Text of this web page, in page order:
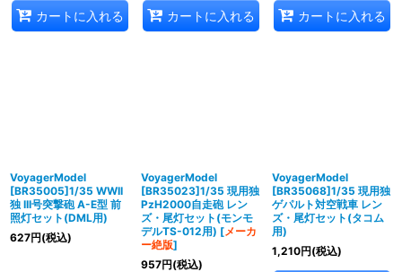
カートに入れる カートに入れる カートに入れる
VoyagerModel
[BR35005]1/35 WWII
独 III号突撃砲 A-E型 前
照灯セット(DML用)
627円(税込)
VoyagerModel
[BR35023]1/35 現用独
PzH2000自走砲 レン
ズ・尾灯セット(モンモ
デルTS-012用) [メーカ
ー絶版]
957円(税込)
VoyagerModel
[BR35068]1/35 現用独
ゲパルト対空戦車 レン
ズ・尾灯セット(タコム
用)
1,210円(税込)